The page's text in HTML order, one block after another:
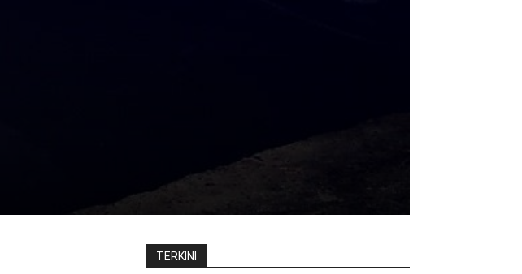
TERKINI